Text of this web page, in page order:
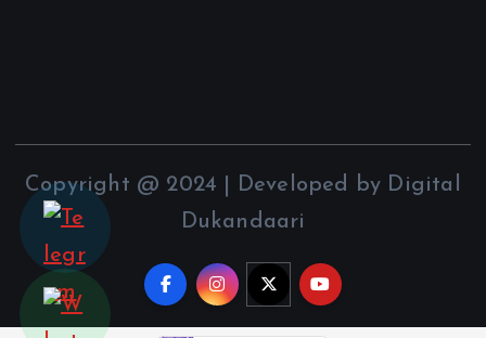
Copyright @ 2024 | Developed by Digital
Dukandaari